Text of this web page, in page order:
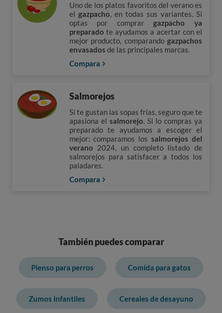
Uno de los platos favoritos del verano es
el gazpacho, en todas sus variantes. Si
optas por comprargazpacho ya
preparado te ayudamos a acertar con el
mejor producto, comparando gazpachos
envasados de las principales marcas.
Compara
Salmorejos
Si te gustan las sopas frías, seguro que te
apasiona el salmorejo. Si lo compras ya
preparado te ayudamos a escoger el
mejor: comparamos lossalmorejos del
verano 2024, un completo listado de
salmorejos para satisfacer a todos los
paladares.
Compara
También puedes comparar
Pienso para perros Comida para gatos
Zumos infantiles Cereales de desayuno